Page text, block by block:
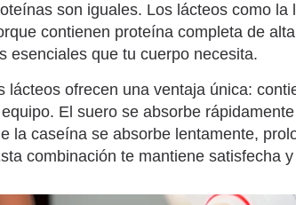
son iguales. Los lácteos como la
contienen proteína completa de
esenciales que tu cuerpo necesita.
lácteos ofrecen una ventaja única:
El suero se absorbe
la caseína se absorbe lentamente,
combinación te mantiene satisfecha